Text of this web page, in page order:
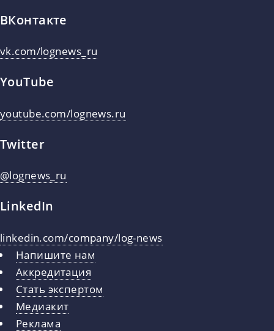
ВКонтакте
vk.com/lognews_ru
YouTube
youtube.com/lognews.ru
Twitter
@lognews_ru
LinkedIn
linkedin.com/company/log-news
Напишите нам
Аккредитация
Стать экспертом
Медиакит
Реклама